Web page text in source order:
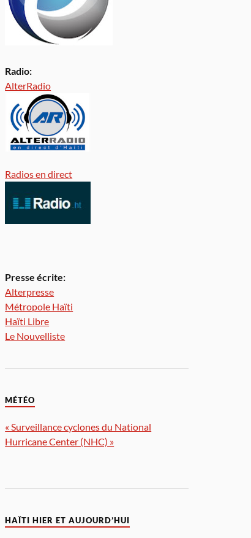
Radio:
AlterRadio
Radios en direct
Presse écrite:
Alterpresse
Métropole Haïti
Haïti Libre
Le Nouvelliste
MÉTÉO
« Surveillance cyclones du National
Hurricane Center (NHC) »
HAÏTI HIER ET AUJOURD’HUI